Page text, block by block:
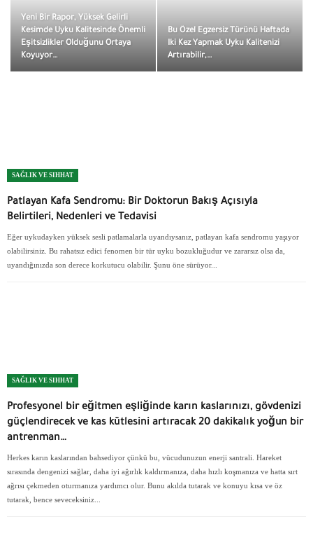
Yeni Bir Rapor, Yüksek Gelirli
Kesimde Uyku Kalitesinde Önemli
Eşitsizlikler Olduğunu Ortaya
Koyuyor…
Bu Özel Egzersiz Türünü Haftada
Iki Kez Yapmak Uyku Kalitenizi
Artırabilir,…
SAĞLIK VE SIHHAT
Patlayan Kafa Sendromu: Bir Doktorun Bakış Açısıyla
Belirtileri, Nedenleri ve Tedavisi
Eğer uykudayken yüksek sesli patlamalarla uyandıysanız, patlayan kafa sendromu yaşıyor
olabilirsiniz. Bu rahatsız edici fenomen bir tür uyku bozukluğudur ve zararsız olsa da,
uyandığınızda son derece korkutucu olabilir. Şunu öne sürüyor...
SAĞLIK VE SIHHAT
Profesyonel bir eğitmen eşliğinde karın kaslarınızı, gövdenizi
güçlendirecek ve kas kütlesini artıracak 20 dakikalık yoğun bir
antrenman…
Herkes karın kaslarından bahsediyor çünkü bu, vücudunuzun enerji santrali. Hareket
sırasında dengenizi sağlar, daha iyi ağırlık kaldırmanıza, daha hızlı koşmanıza ve hatta sırt
ağrısı çekmeden oturmanıza yardımcı olur. Bunu akılda tutarak ve konuyu kısa ve öz
tutarak, bence seveceksiniz...